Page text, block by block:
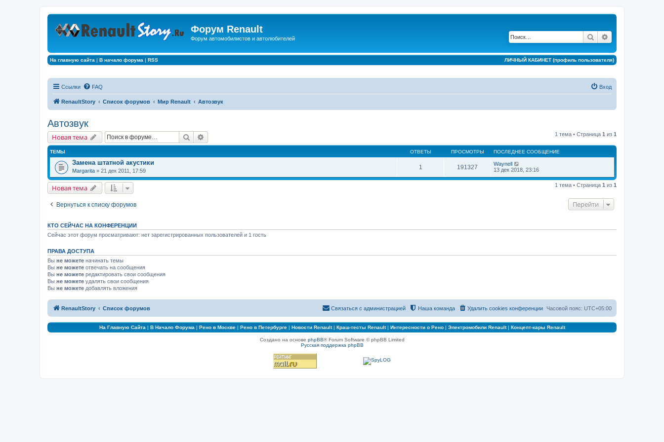
Форум Renault
Форум автомобилистов и автолюбителей Поиск
На главную сайта | В начало форума | RSS ЛИЧНЫЙ КАБИНЕТ (профиль пользователя)
Ссылки FAQ Вход
RenaultStory Список форумов Мир Renault Автозвук
Автозвук
Новая тема Поиск 1 тема • Страница 1 из 1
ТЕМЫ ОТВЕТЫ ПРОСМОТРЫ ПОСЛЕДНЕЕ СООБЩЕНИЕ
Замена штатной акустики
Margarita » 21 дек 2011, 17:59
1 191327
Waynell
13 дек 2018, 23:16
Новая тема 1 тема • Страница 1 из 1
Вернуться к списку форумов Перейти
КТО СЕЙЧАС НА КОНФЕРЕНЦИИ
Сейчас этот форум просматривают: нет зарегистрированных пользователей и 1 гость
ПРАВА ДОСТУПА
Вы не можете начинать темы
Вы не можете отвечать на сообщения
Вы не можете редактировать свои сообщения
Вы не можете удалять свои сообщения
Вы не можете добавлять вложения
RenaultStory Список форумов Часовой пояс: UTC+05:00
Удалить cookies конференции
Наша команда
Связаться с администрацией
На Главную Сайта | В Начало Форума | Рено в Москве| Рено в Петербурге| Новости Renault| Краш-тесты Renault| Интересности о Рено| Электромобили Renault| Концепт-кары Renault
Создано на основе phpBB® Forum Software © phpBB Limited
Русская поддержка phpBB